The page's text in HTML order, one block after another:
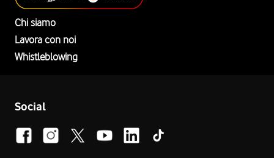
Chi siamo
Lavora con noi
Whistleblowing
Social